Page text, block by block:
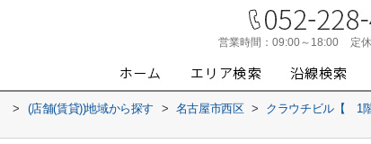
営業時間： 09:00～18:00 定
> (店舗(賃貸))地域から探す > 名古屋市西区 >
クラウチビル【 1